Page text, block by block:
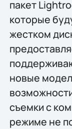
пакет
которые
жестком
новые
съемки с
режиме не